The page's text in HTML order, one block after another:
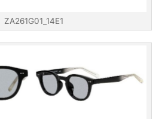
ZA261G01_14E1